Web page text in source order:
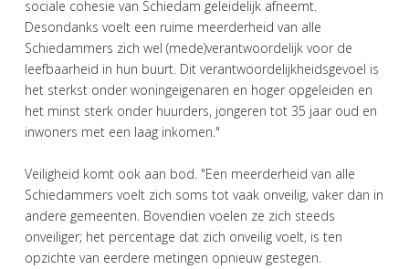
sociale cohesie van Schiedam geleidelijk afneemt.
Desondanks voelt een ruime meerderheid van alle
Schiedammers zich wel (mede)verantwoordelijk voor de
leefbaarheid in hun buurt. Dit verantwoordelijkheidsgevoel is
het sterkst onder woningeigenaren en hoger opgeleiden en
het minst sterk onder huurders, jongeren tot 35 jaar oud en
inwoners met een laag inkomen."
Veiligheid komt ook aan bod. "Een meerderheid van alle
Schiedammers voelt zich soms tot vaak onveilig, vaker dan in
andere gemeenten. Bovendien voelen ze zich steeds
onveiliger; het percentage dat zich onveilig voelt, is ten
opzichte van eerdere metingen opnieuw gestegen.